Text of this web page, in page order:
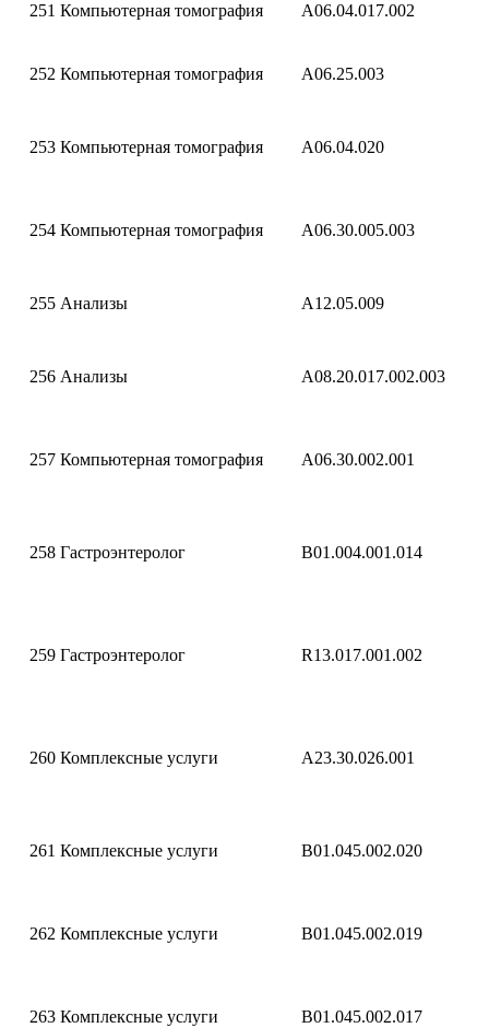
251 Компьютерная томография A06.04.017.002
252 Компьютерная томография A06.25.003
253 Компьютерная томография A06.04.020
254 Компьютерная томография A06.30.005.003
255 Анализы A12.05.009
256 Анализы A08.20.017.002.003
257 Компьютерная томография A06.30.002.001
258 Гастроэнтеролог B01.004.001.014
259 Гастроэнтеролог R13.017.001.002
260 Комплексные услуги A23.30.026.001
261 Комплексные услуги B01.045.002.020
262 Комплексные услуги B01.045.002.019
263 Комплексные услуги B01.045.002.017